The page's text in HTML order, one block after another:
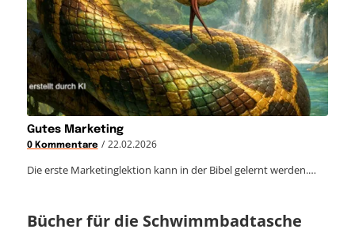
Gutes Marketing
0 Kommentare / 22.02.2026
Die erste Marketinglektion kann in der Bibel gelernt werden.…
Bücher für die Schwimmbadtasche